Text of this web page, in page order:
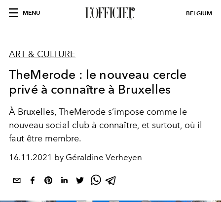
MENU BELGIUM
ART & CULTURE
TheMerode : le nouveau cercle
privé à connaître à Bruxelles
À Bruxelles, TheMerode s’impose comme le
nouveau social club à connaître, et surtout, où il
faut être membre.
16.11.2021 by Géraldine Verheyen